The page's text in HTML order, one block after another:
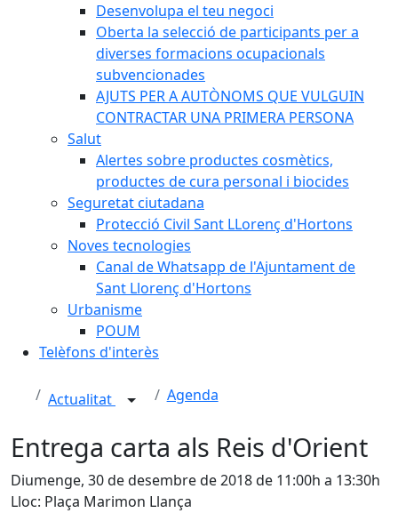
Desenvolupa el teu negoci
Oberta la selecció de participants per a
diverses formacions ocupacionals
subvencionades
AJUTS PER A AUTÒNOMS QUE VULGUIN
CONTRACTAR UNA PRIMERA PERSONA
Salut
Alertes sobre productes cosmètics,
productes de cura personal i biocides
Seguretat ciutadana
Protecció Civil Sant LLorenç d'Hortons
Noves tecnologies
Canal de Whatsapp de l'Ajuntament de
Sant Llorenç d'Hortons
Urbanisme
POUM
Telèfons d'interès
Actualitat Agenda
Entrega carta als Reis d'Orient
Diumenge, 30 de desembre de 2018 de 11:00h a 13:30h
Lloc: Plaça Marimon Llança